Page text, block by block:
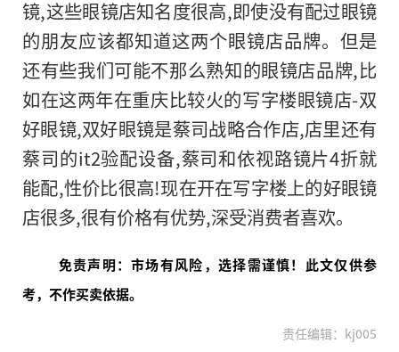
镜,这些眼镜店知名度很高,即使没有配过眼镜
的朋友应该都知道这两个眼镜店品牌。但是
还有些我们可能不那么熟知的眼镜店品牌,比
如在这两年在重庆比较火的写字楼眼镜店-双
好眼镜,双好眼镜是蔡司战略合作店,店里还有
蔡司的it2验配设备,蔡司和依视路镜片4折就
能配,性价比很高!现在开在写字楼上的好眼镜
店很多,很有价格有优势,深受消费者喜欢。
免责声明：市场有风险，选择需谨慎！此文仅供参
考，不作买卖依据。
责任编辑：kj005